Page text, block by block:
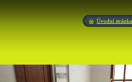
Úvodní stránka